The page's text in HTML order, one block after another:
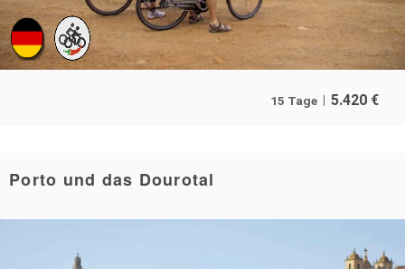
15 Tage 5.420 €
Porto und das Dourotal